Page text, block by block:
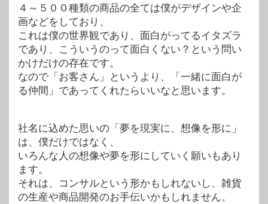
４～５００種類の商品の全ては僕がデザインや企
画などをしており、
これは僕の世界観であり、面白がってるイタズラ
であり、こういうのって面白くない？という問い
かけだけの存在です。
なので「お客さん」というより、「一緒に面白が
る仲間」であってくれたらいいなと思います。
社名に込めた思いの「夢を現実に、想像を形に」
は、僕だけではなく、
いろんな人の想像や夢を形にしていく願いもあり
ます。
それは、コンサルという形かもしれないし、雑貨
の生産や商品開発のお手伝いかもしれません。